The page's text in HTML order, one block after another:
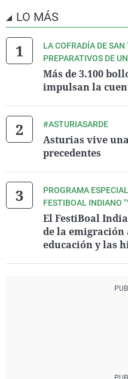
LO MÁS
LA COFRADÍA DE
PREPARATIVOS DE
VERANO ASTURIANO.
Más de 3.100
impulsan la
#ASTURIASARDE
Asturias vive
precedentes
PROGRAMA
FESTIBOAL INDIANO
El FestiBoal
de la emigración
educación y las